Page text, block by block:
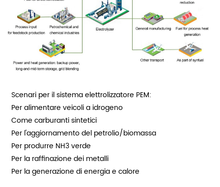
Scenari per il sistema elettrolizzatore PEM:
Per alimentare veicoli a idrogeno
Come carburanti sintetici
Per l'aggiornamento del petrolio/biomassa
Per produrre NH3 verde
Per la raffinazione dei metalli
Per la generazione di energia e calore